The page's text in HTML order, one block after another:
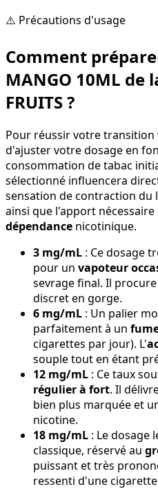
⚠️ Précautions d'usage
Comment
MANGO 10ML de
FRUITS ?
Pour réussir votre transition
d'ajuster votre dosage en
consommation de tabac
sélectionné influencera
sensation de contraction du
ainsi que l'apport
dépendance nicotinique.
3 mg/mL : Ce dosage
pour un vapoteur
sevrage final. Il
discret en gorge.
6 mg/mL : Un palier
parfaitement à un
cigarettes par jour). L'
souple tout en étant
12 mg/mL : Ce taux
régulier à fort. Il
bien plus marquée et
nicotine.
18 mg/mL : Le dosage
classique, réservé au
puissant et très
ressenti d'une